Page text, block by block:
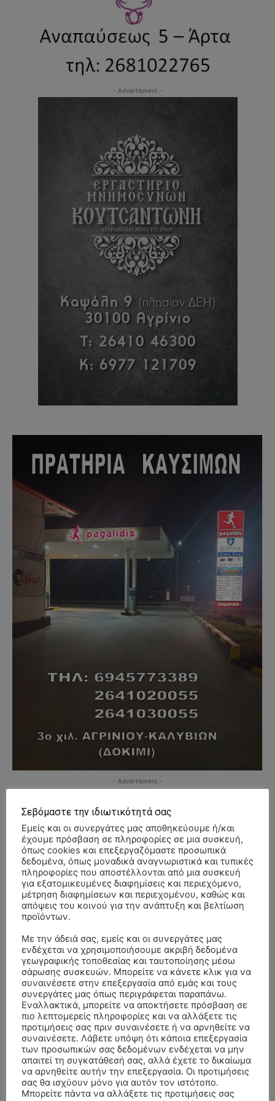
- Advertisment -
- Advertisment -
ΣΥΛΛΥΠΗΤΗΡΙΑ ΜΗΝΥΜΑΤΑ
Αλέξανδρος ΣέρβοςεπίΚΗΔΕΙΑ – ΣΑΒΒΑΤΟ 25/7/2026 –
ΧΑΡΑΛΑΜΠΟΣ ΚΑΥΚΙΑΣ ΕΤΩΝ 57
ΧΡΙΣΤΙΝΑεπίΚΗΔΕΙΑ – ΤΡΙΤΗ 4/8/2026 – ΧΡΗΣΤΟΣ Α. ΠΑΛΙΟΥΡΑΣ
ΕΤΩΝ 58
Σεβόμαστε την ιδιωτικότητά σας
Εμείς και οι συνεργάτες μας αποθηκεύουμε ή/και
έχουμε πρόσβαση σε πληροφορίες σε μια συσκευή,
όπως cookies και επεξεργαζόμαστε προσωπικά
δεδομένα, όπως μοναδικά αναγνωριστικά και τυπικές
πληροφορίες που αποστέλλονται από μια συσκευή
για εξατομικευμένες διαφημίσεις και περιεχόμενο,
μέτρηση διαφημίσεων και περιεχομένου, καθώς και
απόψεις του κοινού για την ανάπτυξη και βελτίωση
προϊόντων.
Με την άδειά σας, εμείς και οι συνεργάτες μας
ενδέχεται να χρησιμοποιήσουμε ακριβή δεδομένα
γεωγραφικής τοποθεσίας και ταυτοποίησης μέσω
σάρωσης συσκευών. Μπορείτε να κάνετε κλικ για να
συναινέσετε στην επεξεργασία από εμάς και τους
συνεργάτες μας όπως περιγράφεται παραπάνω.
Εναλλακτικά, μπορείτε να αποκτήσετε πρόσβαση σε
πιο λεπτομερείς πληροφορίες και να αλλάξετε τις
προτιμήσεις σας πριν συναινέσετε ή να αρνηθείτε να
συναινέσετε. Λάβετε υπόψη ότι κάποια επεξεργασία
των προσωπικών σας δεδομένων ενδέχεται να μην
απαιτεί τη συγκατάθεσή σας, αλλά έχετε το δικαίωμα
να αρνηθείτε αυτήν την επεξεργασία. Οι προτιμήσεις
σας θα ισχύουν μόνο για αυτόν τον ιστότοπο.
Μπορείτε πάντα να αλλάξετε τις προτιμήσεις σας